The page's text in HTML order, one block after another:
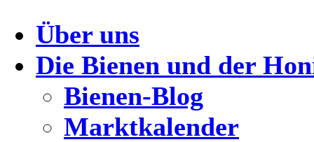
Über uns
Die Bienen und der
Bienen-Blog
Marktkalender